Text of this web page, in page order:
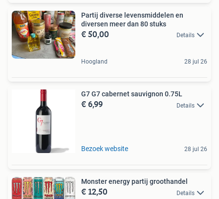
Partij diverse levensmiddelen en
diversen meer dan 80 stuks
€ 50,00 Details
Hoogland 28 jul 26
G7 G7 cabernet sauvignon 0.75L
€ 6,99 Details
Bezoek website 28 jul 26
Monster energy partij groothandel
€ 12,50 Details